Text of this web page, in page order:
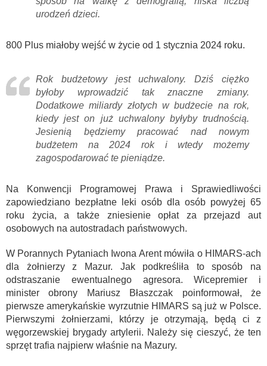
urodzeń dzieci.
800 Plus miałoby wejść w życie od 1 stycznia 2024 roku.
Rok budżetowy jest uchwalony. Dziś ciężko
byłoby wprowadzić tak znaczne zmiany.
Dodatkowe miliardy złotych w budżecie na rok,
kiedy jest on już uchwalony byłyby trudnością.
Jesienią będziemy pracować nad nowym
budżetem na 2024 rok i wtedy możemy
zagospodarować te pieniądze.
Na Konwencji Programowej Prawa i Sprawiedliwości
zapowiedziano bezpłatne leki osób dla osób powyżej 65
roku życia, a także zniesienie opłat za przejazd aut
osobowych na autostradach państwowych.
W Porannych Pytaniach Iwona Arent mówiła o HIMARS-ach
dla żołnierzy z Mazur. Jak podkreśliła to sposób na
odstraszanie ewentualnego agresora. Wicepremier i
minister obrony Mariusz Błaszczak poinformował, że
pierwsze amerykańskie wyrzutnie HIMARS są już w Polsce.
Pierwszymi żołnierzami, którzy je otrzymają, będą ci z
węgorzewskiej brygady artylerii. Należy się cieszyć, że ten
sprzęt trafia najpierw właśnie na Mazury.